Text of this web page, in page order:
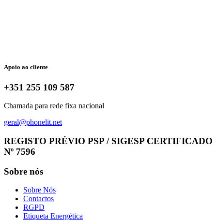
Apoio ao cliente
+351 255 109 587
Chamada para rede fixa nacional
geral@phonelit.net
REGISTO PRÉVIO PSP / SIGESP CERTIFICADO
Nº 7596
Sobre nós
Sobre Nós
Contactos
RGPD
Etiqueta Energética